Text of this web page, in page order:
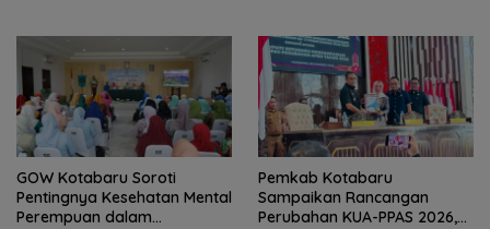
GOW Kotabaru Soroti
Pentingnya Kesehatan Mental
Perempuan dalam
Pemkab Kotabaru
Sampaikan Rancangan
Perubahan KUA-PPAS 2026,